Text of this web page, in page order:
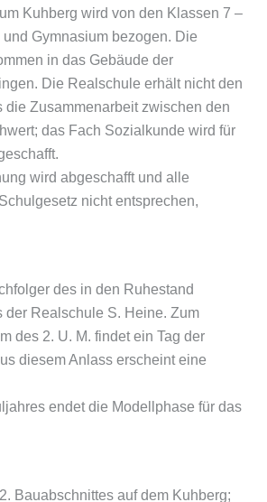
Kuhberg wird von den Klassen 7 –
Gymnasium bezogen. Die
in das Gebäude der
Die Realschule erhält nicht den
die Zusammenarbeit zwischen den
das Fach Sozialkunde wird für
wird abgeschafft und alle
nicht entsprechen,
des in den Ruhestand
der Realschule S. Heine. Zum
des 2. U. M. findet ein Tag der
diesem Anlass erscheint eine
endet die Modellphase für das
Bauabschnittes auf dem Kuhberg;